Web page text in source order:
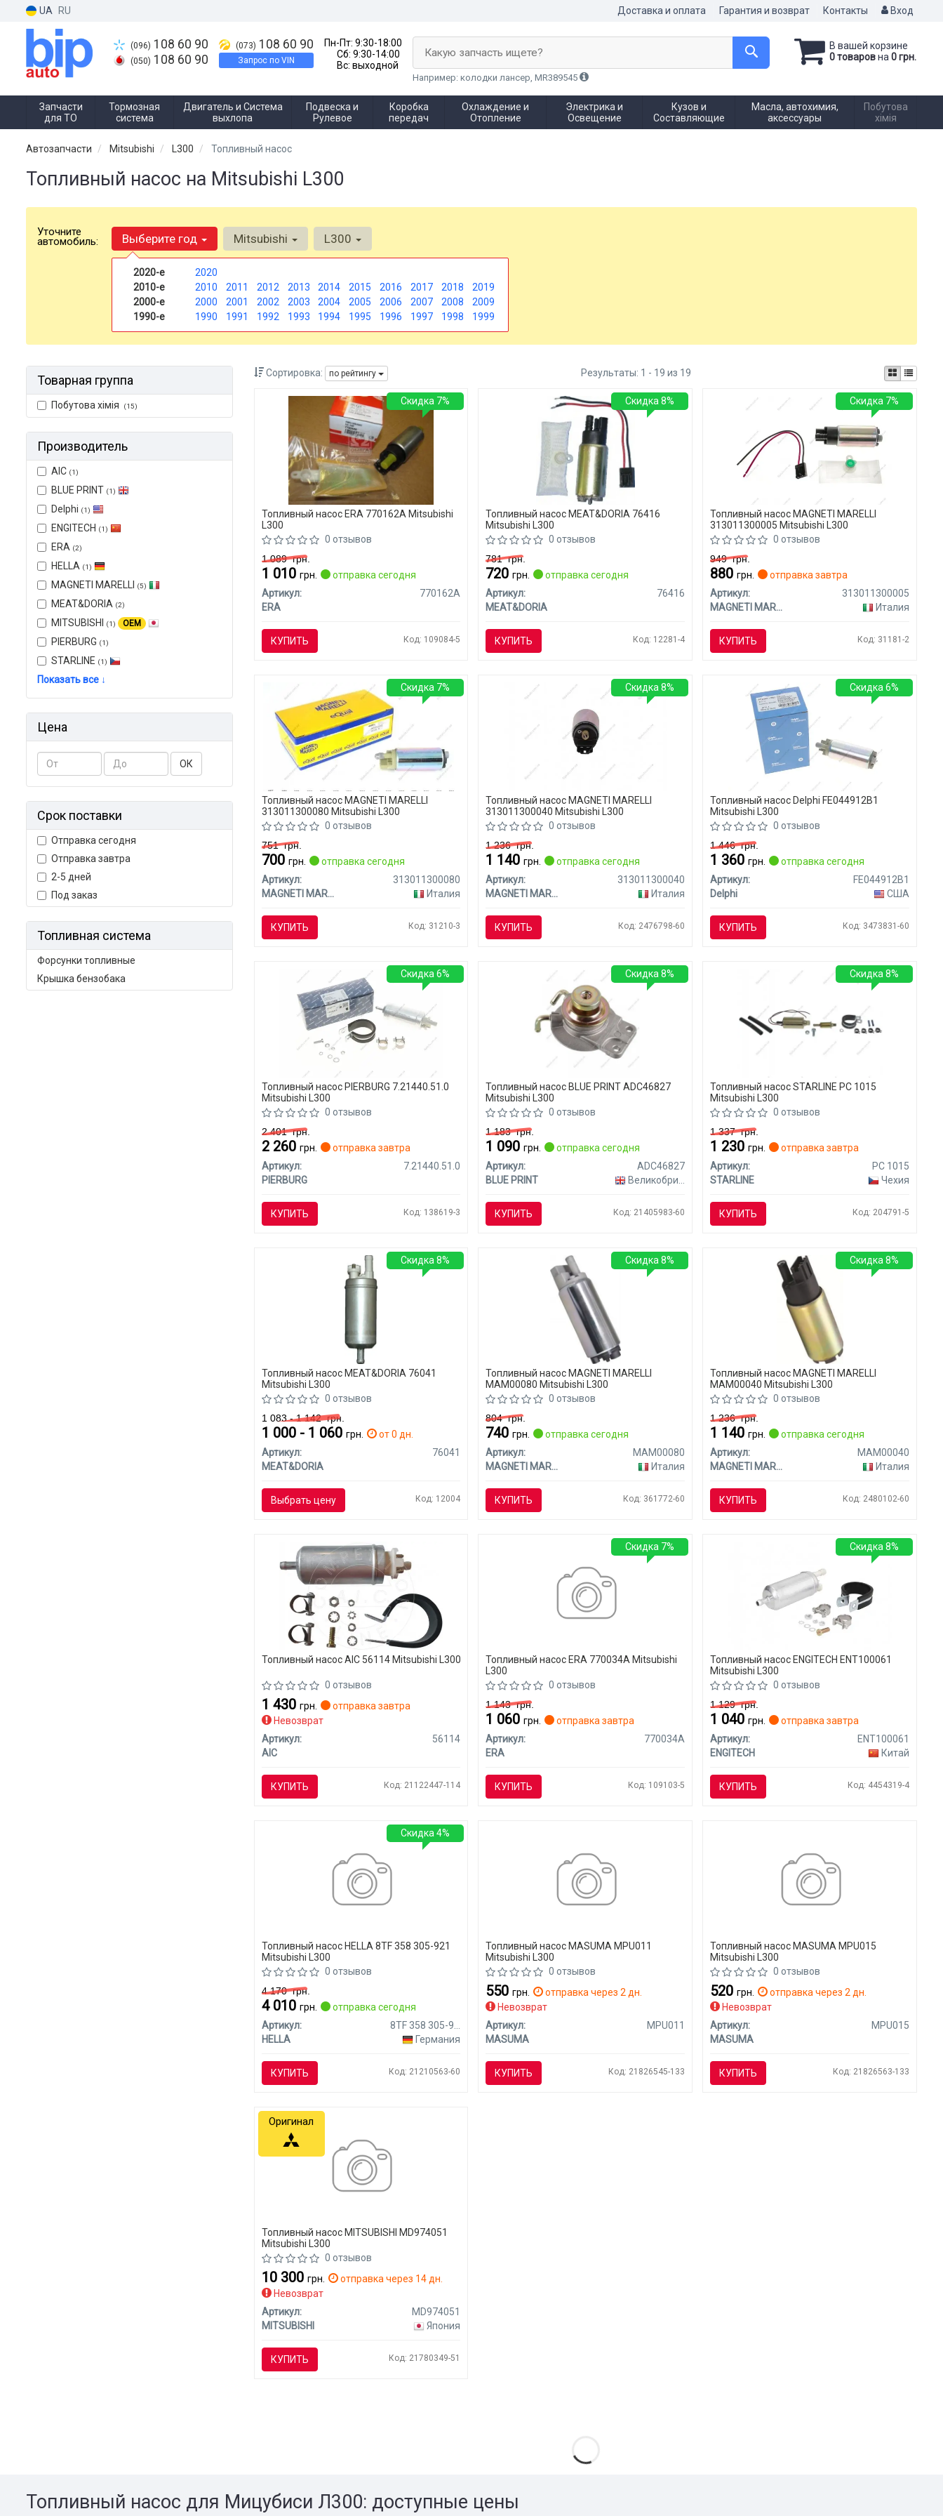
UA RU Доставка и оплата Гарантия и возврат Контакты Вход
(096) 108 60 90
(050) 108 60 90
(073) 108 60 90
Запрос по VIN
Пн-Пт: 9:30-18:00
Сб: 9:30-14:00
Вс: выходной
В вашей корзине
0 товаровна 0 грн.
Какую запчасть ищете?
Например: колодки лансер, MR389545
Запчасти
для ТО
Тормозная
система
Двигатель и Система
выхлопа
Подвеска и
Рулевое
Коробка
передач
Охлаждение и
Отопление
Электрика и
Освещение
Кузов и
Составляющие
Масла, автохимия,
аксессуары
Побутова
хімія
Автозапчасти Mitsubishi L300 Топливный насос
Топливный насос на Mitsubishi L300
Уточните
автомобиль: Выберите год
2020-е
2020
2010-е
2010 2011 2012 2013 2014 2015 2016 2017 2018
2019
2000-е
2000 2001 2002 2003 2004 2005 2006 2007 2008
2009
1990-е
1990 1991 1992 1993 1994 1995 1996 1997 1998 1999
Mitsubishi L300
Товарная группа
Побутова хімія (15)
Производитель
AIC (1)
BLUE PRINT (1)
Delphi (1)
ENGITECH (1)
ERA (2)
HELLA (1)
MAGNETI MARELLI (5)
MEAT&DORIA (2)
MITSUBISHI (1) OEM
PIERBURG (1)
STARLINE (1)
Показать все ↓
Цена
ОК
Срок поставки
Отправка сегодня
Отправка завтра
2-5 дней
Под заказ
Топливная система
Форсунки топливные
Крышка бензобака
Сортировка: по рейтингу Результаты: 1 - 19 из 19
Топливный насос ERA 770162A Mitsubishi
L300
0 отзывов
1 089грн.
1 010 грн.
отправка сегодня
Артикул:
770162A
ERA
КУПИТЬ Код: 109084-5
Скидка 7%
Топливный насос MEAT&DORIA 76416
Mitsubishi L300
0 отзывов
781грн.
720грн.
отправка сегодня
Артикул:
76416
MEAT&DORIA
КУПИТЬ Код: 12281-4
Скидка 8%
Топливный насос MAGNETI MARELLI
313011300005 Mitsubishi L300
0 отзывов
949грн.
880грн.
отправка завтра
Артикул:
313011300005
MAGNETI MARELLI
Италия
КУПИТЬ Код: 31181-2
Скидка 7%
Топливный насос MAGNETI MARELLI
313011300080 Mitsubishi L300
0 отзывов
751грн.
700 грн.
отправка сегодня
Артикул:
313011300080
MAGNETI MARELLI
Италия
КУПИТЬ Код: 31210-3
Скидка 7%
Топливный насос MAGNETI MARELLI
313011300040 Mitsubishi L300
0 отзывов
1 236грн.
1 140грн.
отправка сегодня
Артикул:
313011300040
MAGNETI MARELLI
Италия
КУПИТЬ Код: 2476798-60
Скидка 8%
Топливный насос Delphi FE044912B1
Mitsubishi L300
0 отзывов
1 446грн.
1 360грн.
отправка сегодня
Артикул:
FE044912B1
Delphi
США
КУПИТЬ Код: 3473831-60
Скидка 6%
Топливный насос PIERBURG 7.21440.51.0
Mitsubishi L300
0 отзывов
2 401грн.
2 260 грн.
отправка завтра
Артикул:
7.21440.51.0
PIERBURG
КУПИТЬ Код: 138619-3
Скидка 6%
Топливный насос BLUE PRINT ADC46827
Mitsubishi L300
0 отзывов
1 183грн.
1 090грн.
отправка сегодня
Артикул:
ADC46827
BLUE PRINT
Великобритания
КУПИТЬ Код: 21405983-60
Скидка 8%
Топливный насос STARLINE PC 1015
Mitsubishi L300
0 отзывов
1 337грн.
1 230грн.
отправка завтра
Артикул:
PC 1015
STARLINE
Чехия
КУПИТЬ Код: 204791-5
Скидка 8%
Топливный насос MEAT&DORIA 76041
Mitsubishi L300
0 отзывов
1 083 - 1 142грн.
1 000 - 1 060 грн.
от 0 дн.
Артикул:
76041
MEAT&DORIA
Выбрать цену Код: 12004
Скидка 8%
Топливный насос MAGNETI MARELLI
MAM00080 Mitsubishi L300
0 отзывов
804грн.
740грн.
отправка сегодня
Артикул:
MAM00080
MAGNETI MARELLI
Италия
КУПИТЬ Код: 361772-60
Скидка 8%
Топливный насос MAGNETI MARELLI
MAM00040 Mitsubishi L300
0 отзывов
1 236грн.
1 140грн.
отправка сегодня
Артикул:
MAM00040
MAGNETI MARELLI
Италия
КУПИТЬ Код: 2480102-60
Скидка 8%
Топливный насос AIC 56114 Mitsubishi L300
0 отзывов
1 430 грн.
отправка завтра
Невозврат
Артикул:
56114
AIC
КУПИТЬ Код: 21122447-114
Топливный насос ERA 770034A Mitsubishi
L300
0 отзывов
1 143грн.
1 060грн.
отправка завтра
Артикул:
770034A
ERA
КУПИТЬ Код: 109103-5
Скидка 7%
Топливный насос ENGITECH ENT100061
Mitsubishi L300
0 отзывов
1 129грн.
1 040грн.
отправка завтра
Артикул:
ENT100061
ENGITECH
Китай
КУПИТЬ Код: 4454319-4
Скидка 8%
Топливный насос HELLA 8TF 358 305-921
Mitsubishi L300
0 отзывов
4 170грн.
4 010 грн.
отправка сегодня
Артикул:
8TF 358 305-921
HELLA
Германия
КУПИТЬ Код: 21210563-60
Скидка 4%
Топливный насос MASUMA MPU011
Mitsubishi L300
0 отзывов
550грн.
отправка через 2 дн.
Невозврат
Артикул:
MPU011
MASUMA
КУПИТЬ Код: 21826545-133
Топливный насос MASUMA MPU015
Mitsubishi L300
0 отзывов
520грн.
отправка через 2 дн.
Невозврат
Артикул:
MPU015
MASUMA
КУПИТЬ Код: 21826563-133
Топливный насос MITSUBISHI MD974051
Mitsubishi L300
0 отзывов
10 300 грн.
отправка через 14 дн.
Невозврат
Артикул:
MD974051
MITSUBISHI
Япония
КУПИТЬ Код: 21780349-51
Оригинал
Топливный насос для Мицубиси Л300: доступные цены